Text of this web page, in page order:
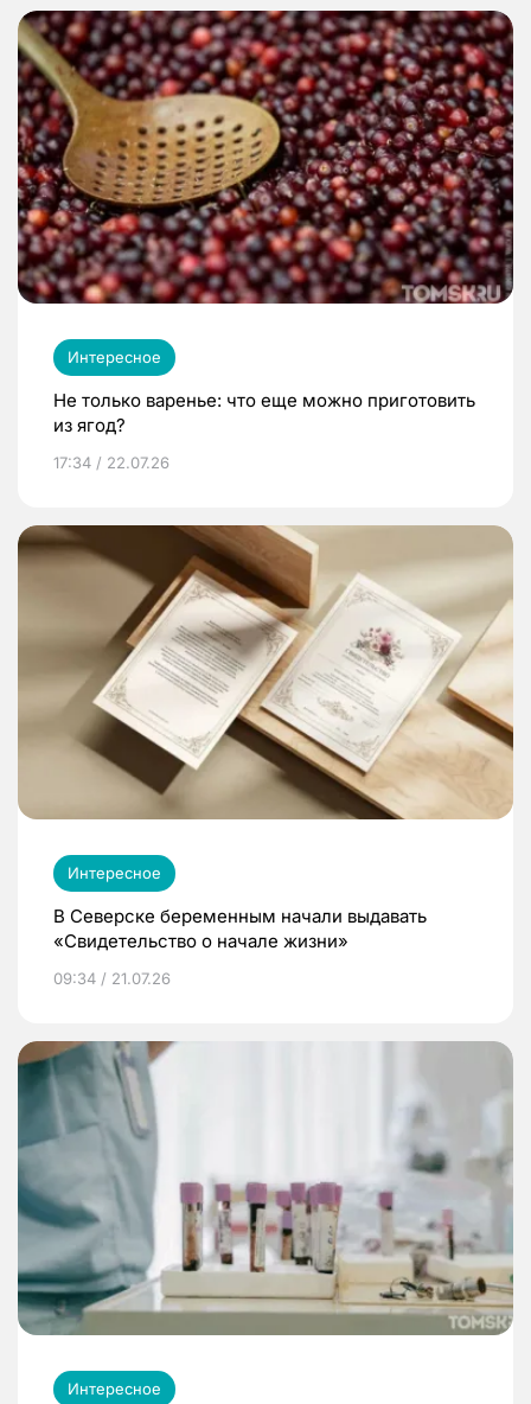
Интересное
Не только варенье: что еще можно приготовить
из ягод?
17:34 / 22.07.26
Интересное
В Северске беременным начали выдавать
«Свидетельство о начале жизни»
09:34 / 21.07.26
Интересное